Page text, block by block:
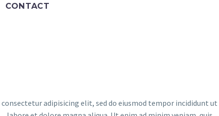
CONTACT
consectetur adipisicing elit, sed do eiusmod tempor incididunt ut